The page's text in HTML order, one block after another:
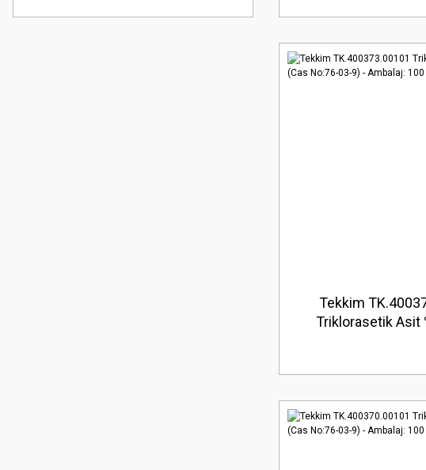
Tekkim
Triklorasetik Asit